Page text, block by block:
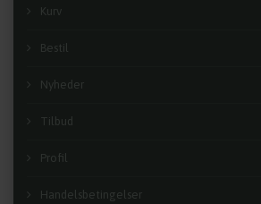
Kurv
Bestil
Nyheder
Tilbud
Profil
Handelsbetingelser